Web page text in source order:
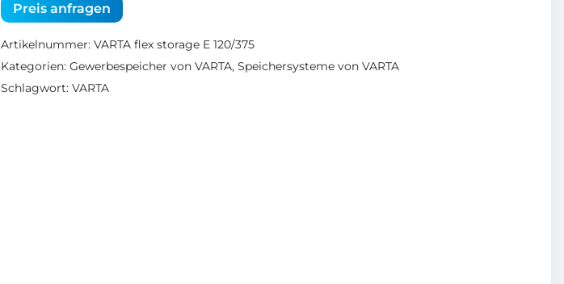
Preis anfragen
Artikelnummer: VARTA flex storage E 120/375
Kategorien: Gewerbespeicher von VARTA, Speichersysteme von VARTA
Schlagwort: VARTA